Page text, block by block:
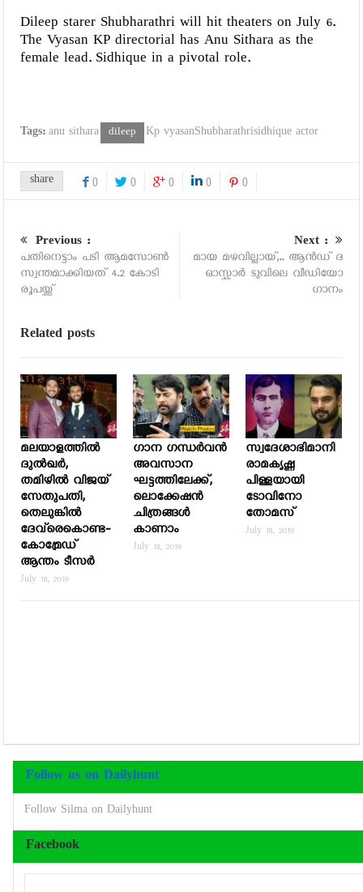
Dileep starer Shubharathri will hit theaters on July 6.
The Vyasan KP directorial has Anu Sithara as the
female lead. Sidhique in a pivotal role.
Tags: anu sithara dileep Kp vyasanShubharathrisidhique actor
share 0 0 0 0 0
Previous :
പതിനെട്ടാം പടി ആമസോണ്‍
സ്വന്തമാക്കിയത് 4.2 കോടി
രൂപയ്ക്ക്
Next :
മായ മഴവില്ലായ്,.. ആൻഡ് ദ
ഓസ്കാർ ടുവിലെ വീഡിയോ
ഗാനം
Related posts
മലയാളത്തില്‍
ദുല്‍ഖര്‍,
തമിഴില്‍ വിജയ്
സേതുപതി,
തെലുങ്കില്‍
ദേവ്‌രെകൊണ്ട-
കോമ്രേഡ്
ആന്തം ടീസര്‍
July 18, 2019
ഗാന ഗന്ധര്‍വന്‍
അവസാന
ഘട്ടത്തിലേക്ക്,
ലൊക്കേഷന്‍
ചിത്രങ്ങള്‍
കാണാം
July 18, 2019
സ്വദേശാഭിമാനി
രാമകൃഷ്ണ
പിള്ളയായി
ടോവിനോ
തോമസ്
July 18, 2019
Follow us on Dailyhunt
Follow Silma on Dailyhunt
Facebook